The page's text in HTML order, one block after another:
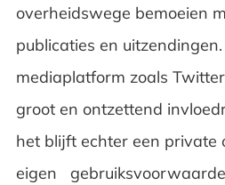
overheidswege bemoeien
publicaties en
mediaplatform zoals
groot en ontzettend
het blijft echter een private
eigen